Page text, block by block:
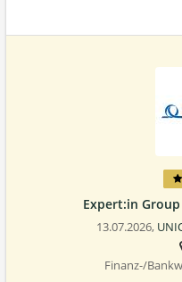
Expert:in
13.07.2026,
Finanz-/